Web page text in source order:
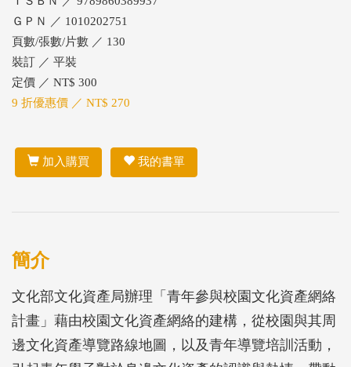
ＧＰＮ ／ 1010202751
頁數/張數/片數 ／ 130
裝訂 ／ 平裝
定價 ／ NT$ 300
9 折優惠價 ／ NT$ 270
加入購買 我的書單
簡介
文化部文化資產局辦理「青年參與校園文化資產網絡
計畫」藉由校園文化資產網絡的建構，從校園與其周
邊文化資產導覽路線地圖，以及青年導覽培訓活動，